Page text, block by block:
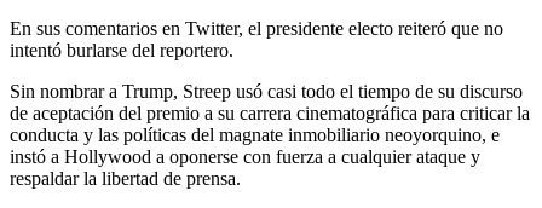
En sus comentarios en Twitter, el presidente electo reiteró que no
intentó burlarse del reportero.
Sin nombrar a Trump, Streep usó casi todo el tiempo de su discurso
de aceptación del premio a su carrera cinematográfica para criticar la
conducta y las políticas del magnate inmobiliario neoyorquino, e
instó a Hollywood a oponerse con fuerza a cualquier ataque y
respaldar la libertad de prensa.